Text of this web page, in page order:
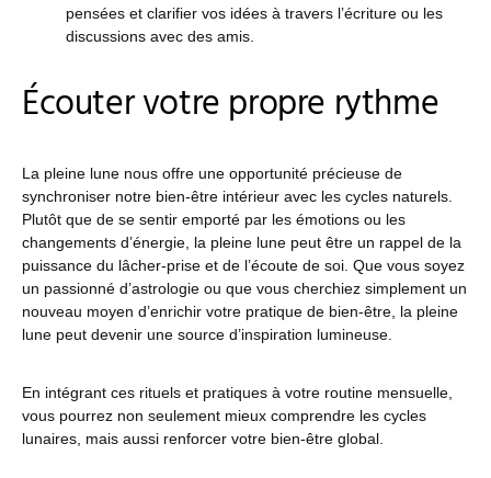
pensées et clarifier vos idées à travers l’écriture ou les
discussions avec des amis.
Écouter votre propre rythme
La pleine lune nous offre une opportunité précieuse de
synchroniser notre bien-être intérieur avec les cycles naturels.
Plutôt que de se sentir emporté par les émotions ou les
changements d’énergie, la pleine lune peut être un rappel de la
puissance du lâcher-prise et de l’écoute de soi. Que vous soyez
un passionné d’astrologie ou que vous cherchiez simplement un
nouveau moyen d’enrichir votre pratique de bien-être, la pleine
lune peut devenir une source d’inspiration lumineuse.
En intégrant ces rituels et pratiques à votre routine mensuelle,
vous pourrez non seulement mieux comprendre les cycles
lunaires, mais aussi renforcer votre bien-être global.